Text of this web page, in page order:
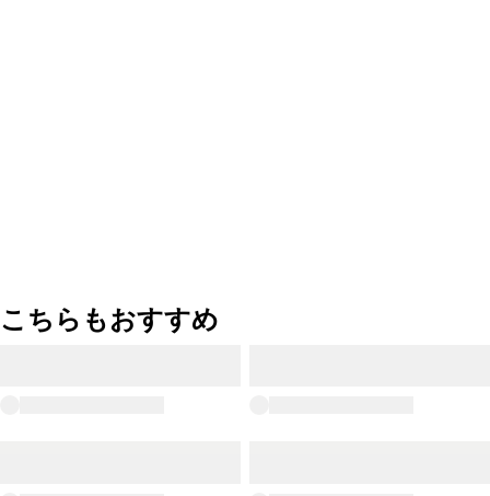
こちらもおすすめ